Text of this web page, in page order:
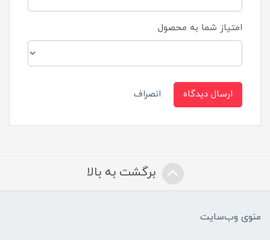
امتیاز شما به محصول
ارسال دیدگاه انصراف
برگشت به بالا
منوی وب‌سایت